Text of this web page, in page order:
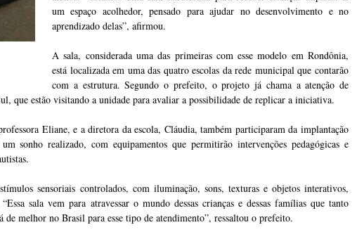
um espaço acolhedor, pensado para ajudar no desenvolvimento e no
aprendizado delas”, afirmou.
A sala, considerada uma das primeiras com esse modelo em Rondônia,
está localizada em uma das quatro escolas da rede municipal que contarão
com a estrutura. Segundo o prefeito, o projeto já chama a atenção de
que estão visitando a unidade para avaliar a possibilidade de replicar a iniciativa.
Eliane, e a diretora da escola, Cláudia, também participaram da implantação
sonho realizado, com equipamentos que permitirão intervenções pedagógicas e
sensoriais controlados, com iluminação, sons, texturas e objetos interativos,
sala vem para atravessar o mundo dessas crianças e dessas famílias que tanto
de melhor no Brasil para esse tipo de atendimento”, ressaltou o prefeito.